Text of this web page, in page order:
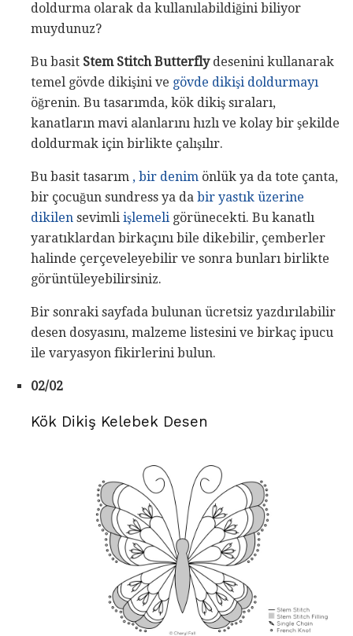
doldurma olarak da kullanılabildiğini biliyor
muydunuz?
Bu basit Stem Stitch Butterflydesenini kullanarak
temel gövde dikişini ve gövde dikişi doldurmayı
öğrenin. Bu tasarımda, kök dikiş sıraları,
kanatların mavi alanlarını hızlı ve kolay bir şekilde
doldurmak için birlikte çalışılır.
Bu basit tasarım , bir denim önlük ya da tote çanta,
bir çocuğun sundress ya da bir yastık üzerine
dikilen sevimli işlemeli görünecekti. Bu kanatlı
yaratıklardan birkaçını bile dikebilir, çemberler
halinde çerçeveleyebilir ve sonra bunları birlikte
görüntüleyebilirsiniz.
Bir sonraki sayfada bulunan ücretsiz yazdırılabilir
desen dosyasını, malzeme listesini ve birkaç ipucu
ile varyasyon fikirlerini bulun.
02/02
Kök Dikiş Kelebek Desen